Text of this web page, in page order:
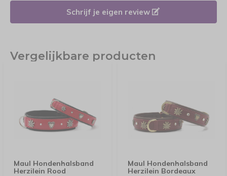
Schrijf je eigen review
Vergelijkbare producten
Maul Hondenhalsband
Herzilein Rood
Maul Hondenhalsband
Herzilein Bordeaux